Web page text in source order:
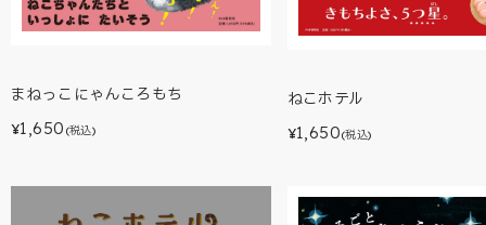
まねっこにゃんころもち
¥1,650 (税込)
ねこホテル
¥1,650(税込)